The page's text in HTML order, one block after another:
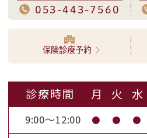
053-443-7560
保険診療予約
診療時間 月 火 水
9:00～12:00 ● ● ●